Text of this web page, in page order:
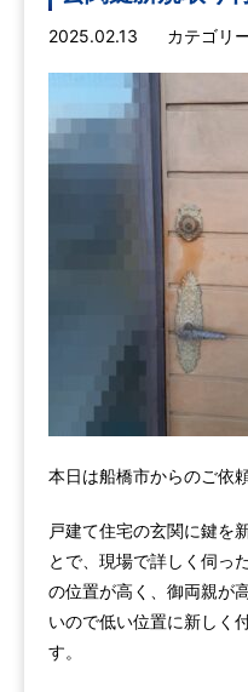
2025.02.13 カテゴリ
本日は船橋市からのご依
戸建て住宅の玄関に鍵を
とで、現場で詳しく伺っ
の位置が高く、御両親が
いので低い位置に新しく
す。